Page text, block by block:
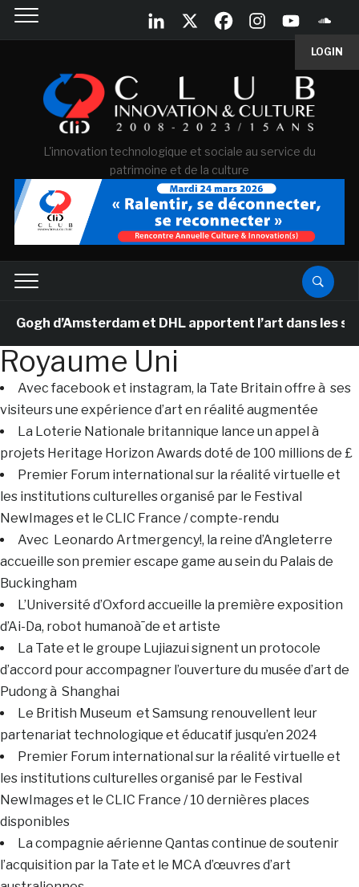
LOGIN
L'innovation technologique et sociale au service du
patrimoine et de la culture
d’Amsterdam et DHL apportent l’art dans les
Royaume Uni
Avec facebook et instagram, la Tate Britain offre à ses
visiteurs une expérience d’art en réalité augmentée
La Loterie Nationale britannique lance un appel à
projets Heritage Horizon Awards doté de 100 millions de £
Premier Forum international sur la réalité virtuelle et
les institutions culturelles organisé par le Festival
NewImages et le CLIC France / compte-rendu
Avec Leonardo Artmergency!, la reine d’Angleterre
accueille son premier escape game au sein du Palais de
Buckingham
L’Université d’Oxford accueille la première exposition
d’Ai-Da, robot humanoà¯de et artiste
La Tate et le groupe Lujiazui signent un protocole
d’accord pour accompagner l’ouverture du musée d’art de
Pudong à Shanghai
Le British Museum et Samsung renouvellent leur
partenariat technologique et éducatif jusqu’en 2024
Premier Forum international sur la réalité virtuelle et
les institutions culturelles organisé par le Festival
NewImages et le CLIC France / 10 dernières places
disponibles
La compagnie aérienne Qantas continue de soutenir
l’acquisition par la Tate et le MCA d’œuvres d’art